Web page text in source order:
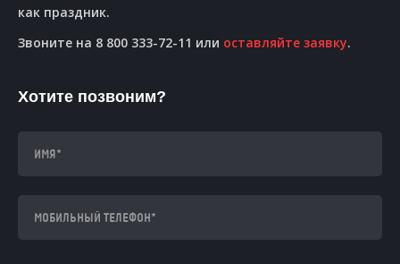
как праздник.
Звоните на 8 800 333-72-11 или оставляйте заявку.
Хотите позвоним?